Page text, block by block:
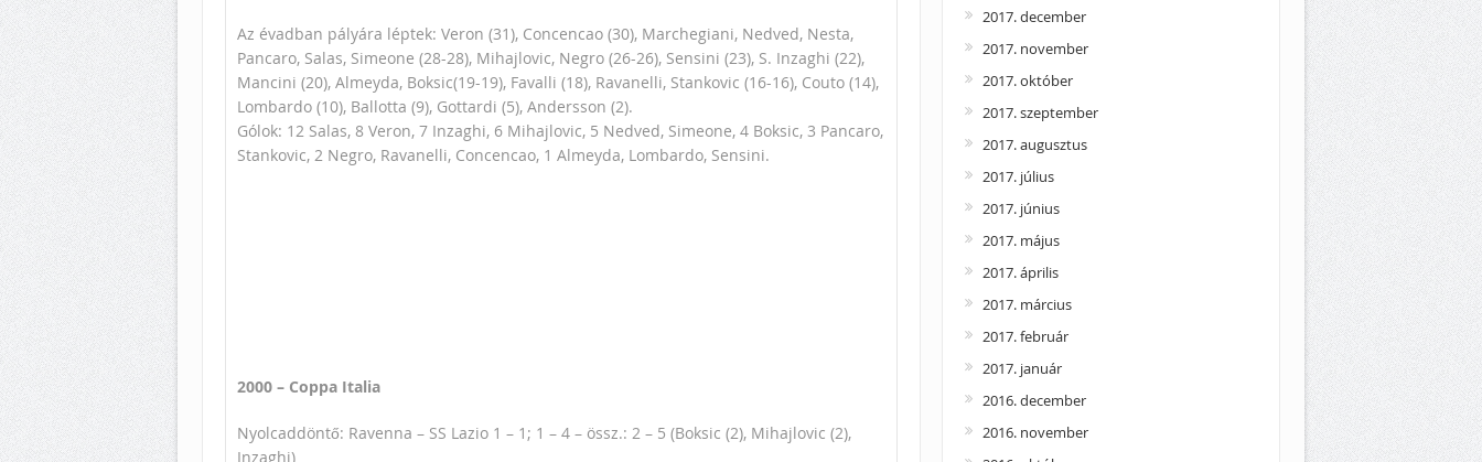
Az évadban pályára léptek: Veron (31), Concencao (30), Marchegiani, Nedved, Nesta,
Pancaro, Salas, Simeone (28-28), Mihajlovic, Negro (26-26), Sensini (23), S. Inzaghi (22),
Mancini (20), Almeyda, Boksic(19-19), Favalli (18), Ravanelli, Stankovic (16-16), Couto (14),
Lombardo (10), Ballotta (9), Gottardi (5), Andersson (2).
Gólok: 12 Salas, 8 Veron, 7 Inzaghi, 6 Mihajlovic, 5 Nedved, Simeone, 4 Boksic, 3 Pancaro,
Stankovic, 2 Negro, Ravanelli, Concencao, 1 Almeyda, Lombardo, Sensini.
2000 – Coppa Italia
Nyolcaddöntő: Ravenna – SS Lazio 1 – 1; 1 – 4 – össz.: 2 – 5 (Boksic (2), Mihajlovic (2),
Inzaghi)
2017. december
2017. november
2017. október
2017. szeptember
2017. augusztus
2017. július
2017. június
2017. május
2017. április
2017. március
2017. február
2017. január
2016. december
2016. november